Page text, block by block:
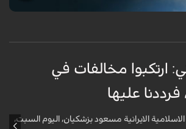
ارتكبوا مخالفات في
عليها
الايرانية مسعود بزشكيان، اليوم السبت،